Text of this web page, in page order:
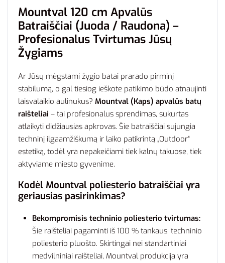
Mountval 120 cm Apvalūs
Batraiščiai (Juoda / Raudona) –
Profesionalus Tvirtumas Jūsų
Žygiams
Ar Jūsų mėgstami žygio batai prarado pirminį
stabilumą, o gal tiesiog ieškote patikimo būdo atnaujinti
laisvalaikio aulinukus? Mountval (Kaps) apvalūs batų
raišteliai – tai profesionalus sprendimas, sukurtas
atlaikyti didžiausias apkrovas. Šie batraiščiai sujungia
techninį ilgaamžiškumą ir laiko patikrintą „Outdoor“
estetiką, todėl yra nepakeičiami tiek kalnų takuose, tiek
aktyviame miesto gyvenime.
Kodėl Mountval poliesterio batraiščiai yra
geriausias pasirinkimas?
Bekompromisis techninio poliesterio tvirtumas:
Šie raišteliai pagaminti iš 100 % tankaus, techninio
poliesterio pluošto. Skirtingai nei standartiniai
medvilniniai raišteliai, Mountval produkcija yra